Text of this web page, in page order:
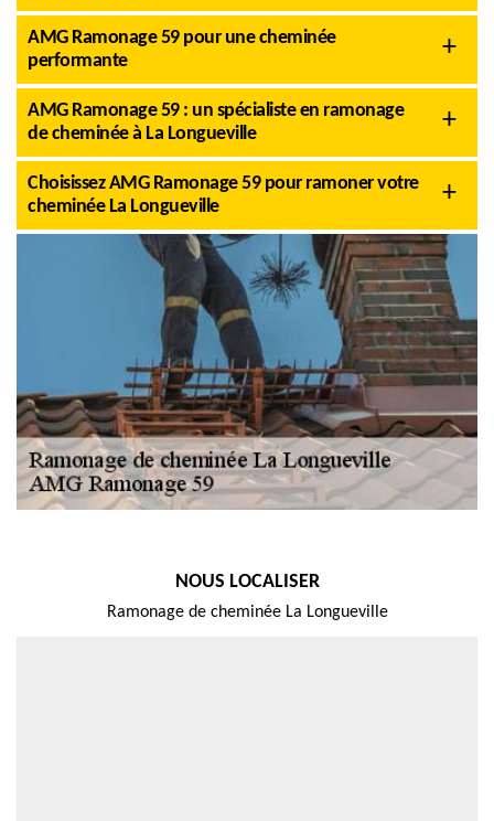
AMG Ramonage 59 pour une cheminée
performante
AMG Ramonage 59 : un spécialiste en ramonage
de cheminée à La Longueville
Choisissez AMG Ramonage 59 pour ramoner votre
cheminée La Longueville
NOUS LOCALISER
Ramonage de cheminée La Longueville